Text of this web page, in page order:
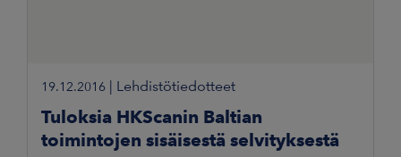
19.12.2016 Lehdistötiedotteet
Tuloksia HKScanin Baltian
toimintojen sisäisestä selvityksestä